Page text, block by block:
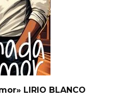
LIRIO BLANCO